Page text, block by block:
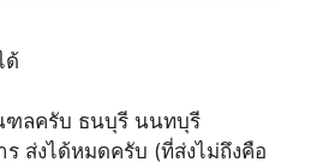
ด้
ฑลครับ ธนบุรี นนทบุรี
ส่งได้หมดครับ (ที่ส่งไม่ถึงคือ